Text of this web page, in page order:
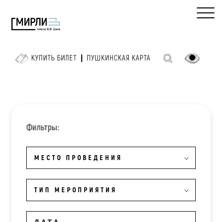
КУПИТЬ БИЛЕТ ПУШКИНСКАЯ КАРТА
Фильтры:
МЕСТО ПРОВЕДЕНИЯ
ТИП МЕРОПРИЯТИЯ